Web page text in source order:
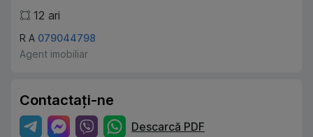
12 ari
R A 079044798
Agent imobiliar
Contactați-ne
Descarcă PDF